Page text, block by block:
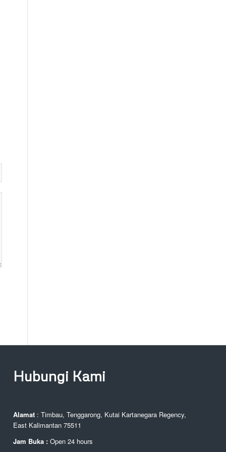
Hubungi Kami
Alamat : Timbau, Tenggarong, Kutai Kartanegara Regency,
East Kalimantan 75511
Jam Buka :Open 24 hours